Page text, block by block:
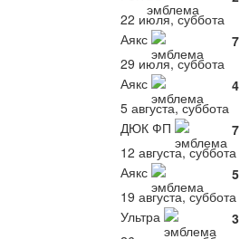
22 июля, суббота
Аякс
7
29 июля, суббота
Аякс
4
5 августа, суббота
ДЮК ФП
7
12 августа, суббота
Аякс
5
19 августа, суббота
Ультра
3